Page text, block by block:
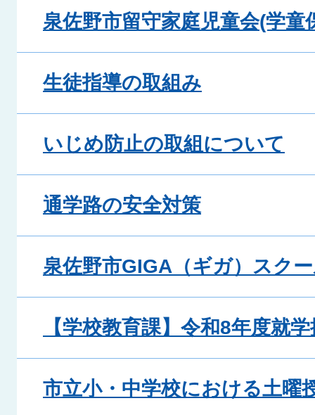
泉佐野市留守家庭児童会(学童
生徒指導の取組み
いじめ防止の取組について
通学路の安全対策
泉佐野市GIGA（ギガ）スク
【学校教育課】令和8年度就
市立小・中学校における土曜